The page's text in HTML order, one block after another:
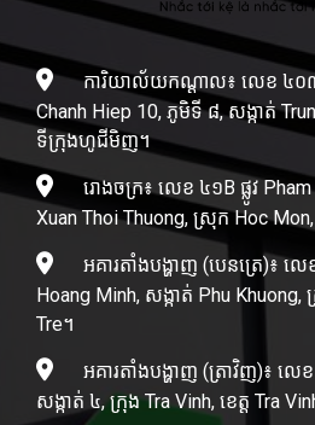
ការិយាល័យកណ្តាល៖ លេខ ៤០
Chanh Hiep 10, ភូមិទី ៨, សង្កាត់
ទីក្រុងហូជីមិញ។
រោងចក្រ៖ លេខ ៤១B ផ្លូវ
Xuan Thoi Thuong, ស្រុក Hoc
អគារតាំងបង្ហាញ (បេនត្រេ)៖ ល
Hoang Minh, សង្កាត់ Phu Khuong,
Tre។
អគារតាំងបង្ហាញ (ត្រាវិញ)៖ លេ
សង្កាត់ ៤, ក្រុង Tra Vinh, ខេត្ត Tra